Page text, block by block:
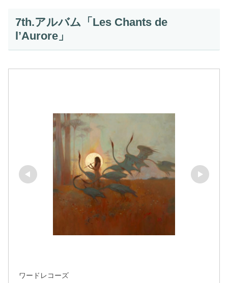
7th.アルバム「Les Chants de
l’Aurore」
ワードレコーズ